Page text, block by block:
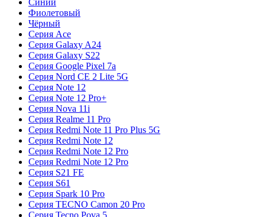
Фиолетовый
Чёрный
Серия Ace
Серия Galaxy A24
Серия Galaxy S22
Серия Google Pixel 7a
Серия Nord CE 2 Lite 5G
Серия Note 12
Серия Note 12 Pro+
Серия Nova 11i
Серия Realme 11 Pro
Серия Redmi Note 11 Pro Plus 5G
Серия Redmi Note 12
Серия Redmi Note 12 Pro
Серия Redmi Note 12 Pro
Серия S21 FE
Серия S61
Серия Spark 10 Pro
Серия TECNO Camon 20 Pro
Серия Tecno Pova 5